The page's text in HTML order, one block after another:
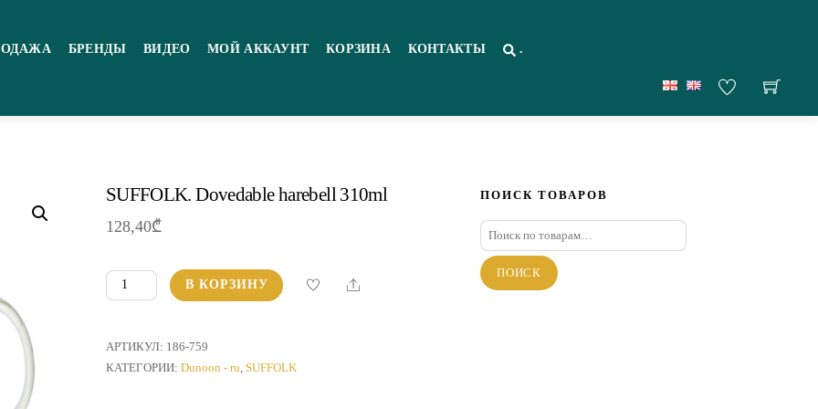
БРЕНДЫ ВИДЕО МОЙ АККАУНТ КОРЗИНА КОНТАКТЫ .
SUFFOLK. Dovedable harebell 310ml
128,40₾
Количество
товара
Dovedable
harebell
В КОРЗИНУ Share
АРТИКУЛ: 186-759
КАТЕГОРИИ: Dunoon - ru SUFFOLK
ПОИСК ТОВАРОВ
Искать:
ПОИСК